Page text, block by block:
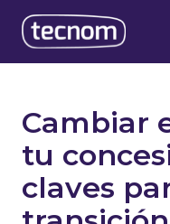
Cambiar
tu
claves